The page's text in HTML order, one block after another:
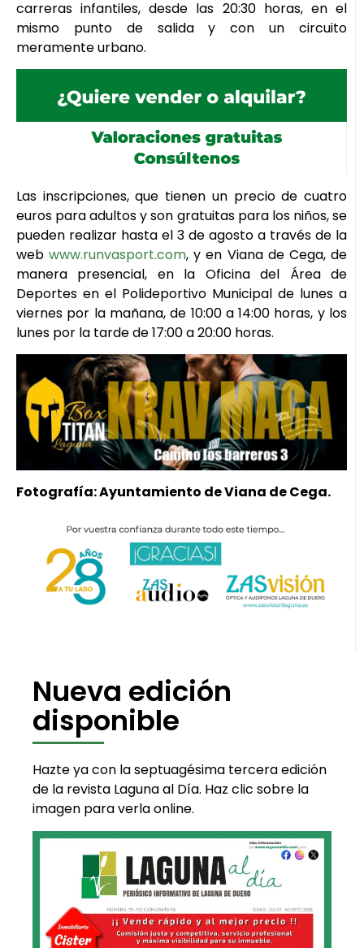
carreras infantiles, desde las 20:30 horas, en el
mismo punto de salida y con un circuito
meramente urbano.
Las inscripciones, que tienen un precio de cuatro
euros para adultos y son gratuitas para los niños, se
pueden realizar hasta el 3 de agosto a través de la
webwww.runvasport.com, y en Viana de Cega, de
manera presencial, en la Oficina del Área de
Deportes en el Polideportivo Municipal de lunes a
viernes por la mañana, de 10:00 a 14:00 horas, y los
lunes por la tarde de 17:00 a 20:00 horas.
Fotografía: Ayuntamiento de Viana de Cega.
Nueva edición
disponible
Hazte ya con la septuagésima tercera edición
de la revista Laguna al Día. Haz clic sobre la
imagen para verla online.